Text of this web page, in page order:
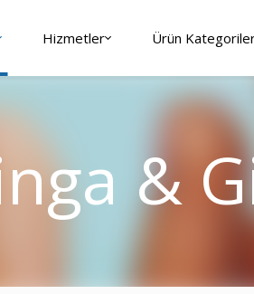
Hizmetler Ürün
&